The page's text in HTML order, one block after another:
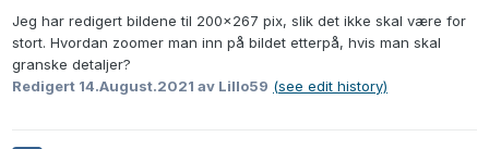
Jeg har redigert bildene til 200x267 pix, slik det ikke skal være for
stort. Hvordan zoomer man inn på bildet etterpå, hvis man skal
granske detaljer?
Redigert 14.August.2021 av Lillo59 (see edit history)